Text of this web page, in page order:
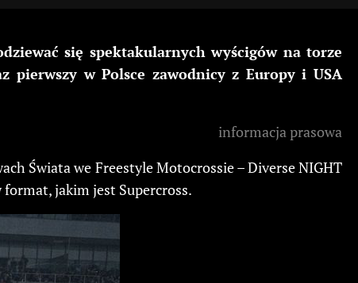
się spektakularnych wyścigów na torze
w Polsce zawodnicy z Europy i USA
informacja prasowa
Świata we Freestyle Motocrossie – Diverse NIGHT
jakim jest Supercross.